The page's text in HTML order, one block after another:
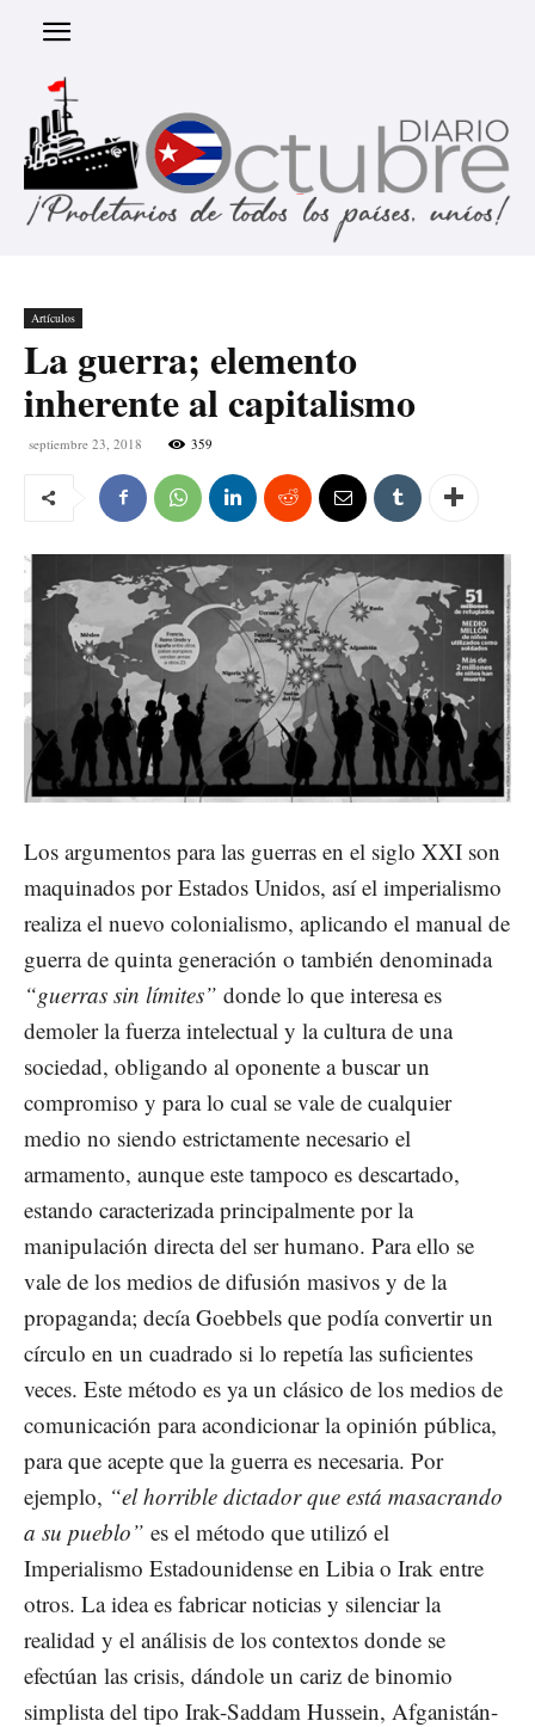
Artículos
La guerra; elemento
inherente al capitalismo
septiembre 23, 2018 359
Los argumentos para las guerras en el siglo XXI son
maquinados por Estados Unidos, así el imperialismo
realiza el nuevo colonialismo, aplicando el manual de
guerra de quinta generación o también denominada
“guerras sin límites” donde lo que interesa es
demoler la fuerza intelectual y la cultura de una
sociedad, obligando al oponente a buscar un
compromiso y para lo cual se vale de cualquier
medio no siendo estrictamente necesario el
armamento, aunque este tampoco es descartado,
estando caracterizada principalmente por la
manipulación directa del ser humano. Para ello se
vale de los medios de difusión masivos y de la
propaganda; decía Goebbels que podía convertir un
círculo en un cuadrado si lo repetía las suficientes
veces. Este método es ya un clásico de los medios de
comunicación para acondicionar la opinión pública,
para que acepte que la guerra es necesaria. Por
ejemplo, “el horrible dictador que está masacrando
a su pueblo” es el método que utilizó el
Imperialismo Estadounidense en Libia o Irak entre
otros. La idea es fabricar noticias y silenciar la
realidad y el análisis de los contextos donde se
efectúan las crisis, dándole un cariz de binomio
simplista del tipo Irak-Saddam Hussein, Afganistán-